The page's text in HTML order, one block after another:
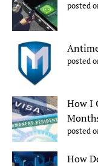
posted
posted
How I
posted
How